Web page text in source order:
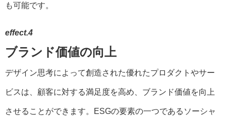
も可能です。
effect.4
ブランド価値の向上
デザイン思考によって創造された優れたプロダクトやサー
ビスは、顧客に対する満足度を高め、ブランド価値を向上
させることができます。ESGの要素の一つであるソーシャ